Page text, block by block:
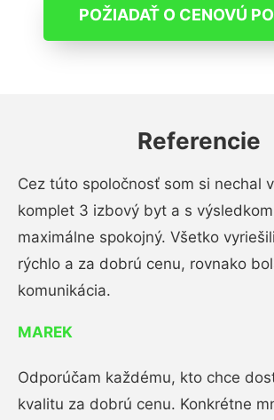
POŽIADAŤ O CENOVÚ
Referencie
Cez túto spoločnosť som si nechal
komplet 3 izbový byt a s
maximálne spokojný. Všetko
rýchlo a za dobrú cenu, rovnako
komunikácia.
MAREK
Odporúčam každému, kto chce
kvalitu za dobrú cenu. Konkrétne